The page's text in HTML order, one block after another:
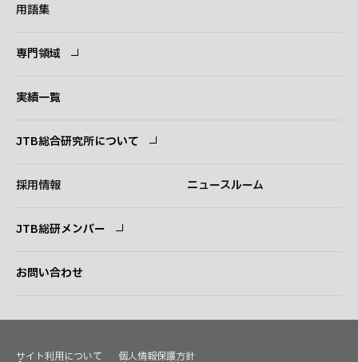
用語集
専門領域
実績一覧
JTB総合研究所について
採用情報 ニュースルーム
JTB総研メンバー
お問い合わせ
サイト利用について 個人情報保護方針